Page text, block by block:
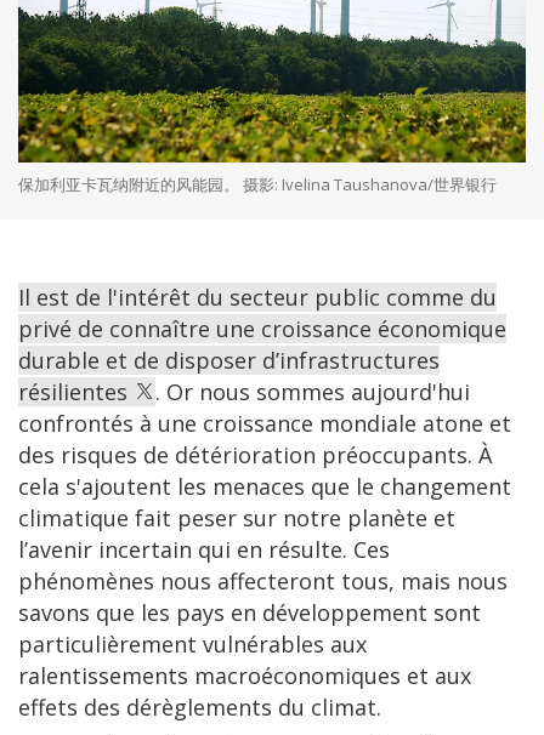
保加利亚卡瓦纳附近的风能园。 摄影: Ivelina Taushanova/世界银行
Il est de l'intérêt du secteur public comme du
privé de connaître une croissance économique
durable et de disposer d’infrastructures
résilientes
. Or nous sommes aujourd'hui
confrontés à une croissance mondiale atone et
des risques de détérioration préoccupants. À
cela s'ajoutent les menaces que le changement
climatique fait peser sur notre planète et
l’avenir incertain qui en résulte. Ces
phénomènes nous affecteront tous, mais nous
savons que les pays en développement sont
particulièrement vulnérables aux
ralentissements macroéconomiques et aux
effets des dérèglements du climat.